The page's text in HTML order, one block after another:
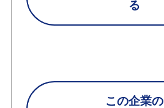
る
この企業の